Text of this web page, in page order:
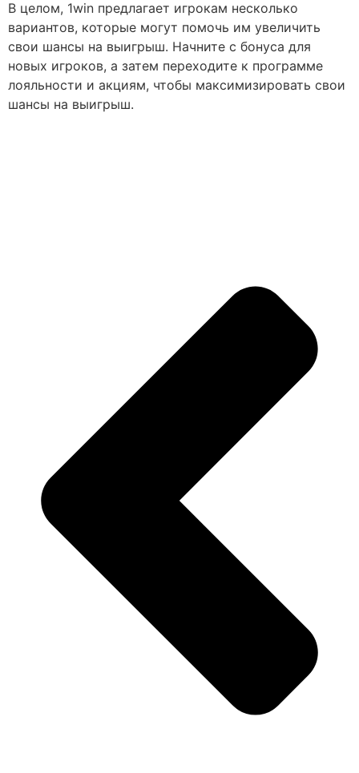
В целом, 1win предлагает игрокам несколько
вариантов, которые могут помочь им увеличить
свои шансы на выигрыш. Начните с бонуса для
новых игроков, а затем переходите к программе
лояльности и акциям, чтобы максимизировать свои
шансы на выигрыш.